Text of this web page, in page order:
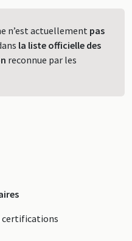
n’est actuellement pas
la liste officielle des
reconnue par les
certifications